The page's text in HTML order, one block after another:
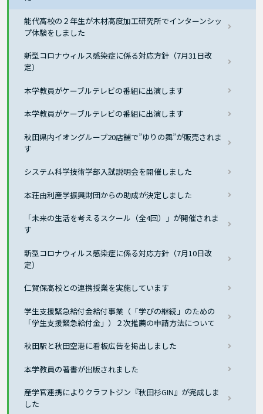
能代高校の２年生が木材高度加工研究所でインターンシッ
プ体験をしました
新型コロナウィルス感染症に係る対応方針（7月31日改
定）
本学教員がケーブルテレビの番組に出演します
本学教員がケーブルテレビの番組に出演します
秋田県内イオングループ20店舗で”ゆりの舞”が販売されま
す
システム科学技術学部入試説明会を開催しました
本荘由利産学振興財団からの助成が決定しました
「未来の生活を考えるスクール（全4回）」が開催されま
す
新型コロナウィルス感染症に係る対応方針（7月10日改
定）
仁賀保高校との連携授業を実施しています
学生支援緊急給付金給付事業（「学びの継続」のための
「学生支援緊急給付金」）２次推薦の申請方法について
秋田駅と秋田空港に看板広告を掲出しました
本学教員の著書が出版されました
産学官連携によりクラフトジン『秋田杉GIN』が完成しま
した